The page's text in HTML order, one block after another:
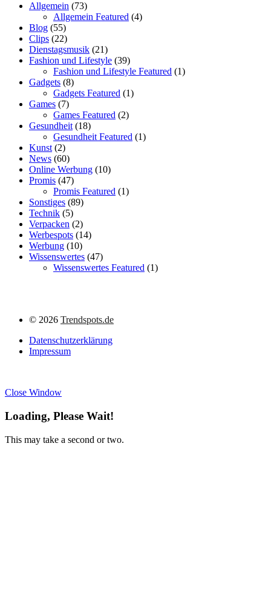
Allgemein (73)
Allgemein Featured (4)
Blog (55)
Clips (22)
Dienstagsmusik (21)
Fashion und Lifestyle (39)
Fashion und Lifestyle Featured (1)
Gadgets (8)
Gadgets Featured (1)
Games (7)
Games Featured (2)
Gesundheit(18)
Gesundheit Featured (1)
Kunst(2)
News (60)
Online Werbung (10)
Promis (47)
Promis Featured (1)
Sonstiges (89)
Technik (5)
Verpacken (2)
Werbespots (14)
Werbung (10)
Wissenswertes (47)
Wissenswertes Featured (1)
© 2026 Trendspots.de
Datenschutzerklärung
Impressum
Close Window
Loading, Please Wait!
This may take a second or two.